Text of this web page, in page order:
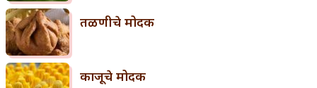
तळणीचे मोदक
काजूचे मोदक